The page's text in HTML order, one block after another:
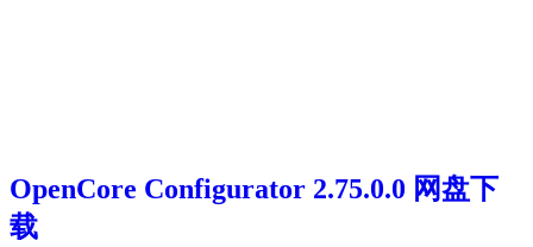
OpenCore Configurator 2.75.0.0 网盘下
载